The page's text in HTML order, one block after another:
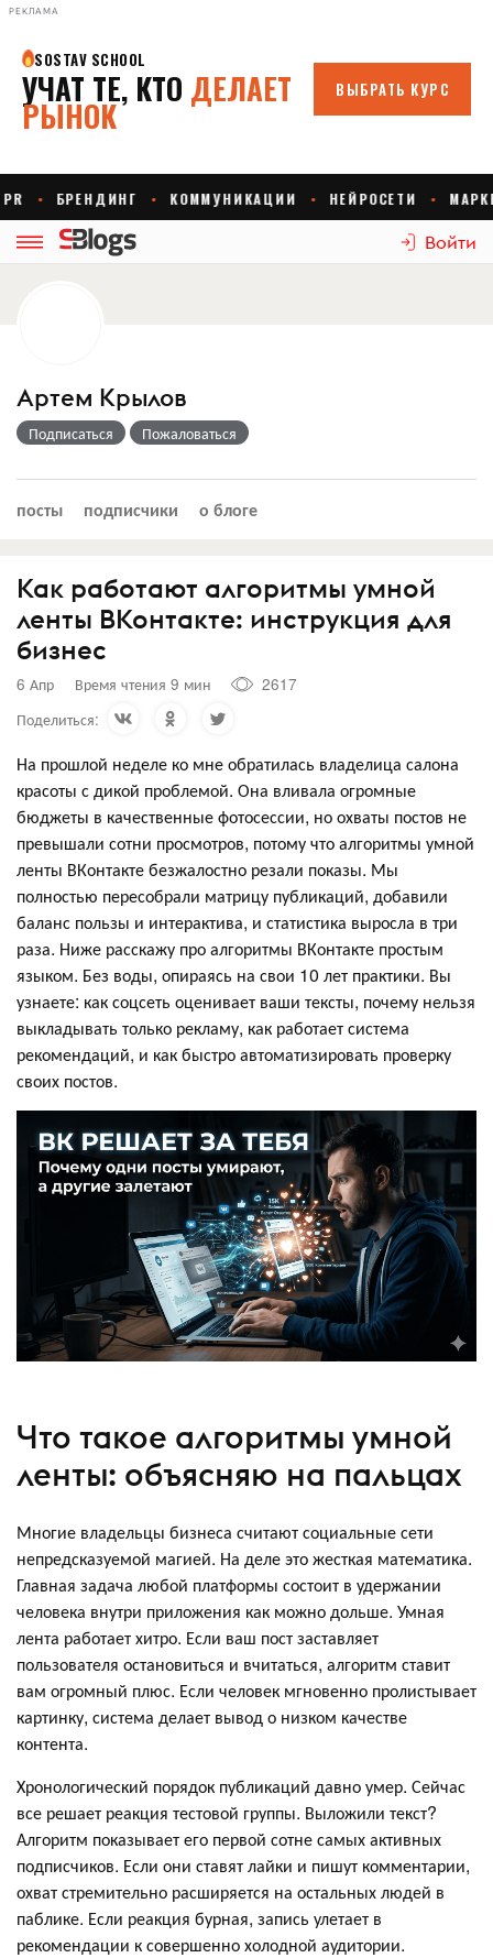
РЕКЛАМА
Войти
Артем Крылов
Подписаться Пожаловаться
посты подписчики о блоге
Как работают алгоритмы умной
ленты ВКонтакте: инструкция для
бизнес
6 Апр Время чтения 9 мин
2617
Поделиться:
На прошлой неделе ко мне обратилась владелица салона
красоты с дикой проблемой. Она вливала огромные
бюджеты в качественные фотосессии, но охваты постов не
превышали сотни просмотров, потому что алгоритмы умной
ленты ВКонтакте безжалостно резали показы. Мы
полностью пересобрали матрицу публикаций, добавили
баланс пользы и интерактива, и статистика выросла в три
раза. Ниже расскажу про алгоритмы ВКонтакте простым
языком. Без воды, опираясь на свои 10 лет практики. Вы
узнаете: как соцсеть оценивает ваши тексты, почему нельзя
выкладывать только рекламу, как работает система
рекомендаций, и как быстро автоматизировать проверку
своих постов.
Что такое алгоритмы умной
ленты: объясняю на пальцах
Многие владельцы бизнеса считают социальные сети
непредсказуемой магией. На деле это жесткая математика.
Главная задача любой платформы состоит в удержании
человека внутри приложения как можно дольше. Умная
лента работает хитро. Если ваш пост заставляет
пользователя остановиться и вчитаться, алгоритм ставит
вам огромный плюс. Если человек мгновенно пролистывает
картинку, система делает вывод о низком качестве
контента.
Хронологический порядок публикаций давно умер. Сейчас
все решает реакция тестовой группы. Выложили текст?
Алгоритм показывает его первой сотне самых активных
подписчиков. Если они ставят лайки и пишут комментарии,
охват стремительно расширяется на остальных людей в
паблике. Если реакция бурная, запись улетает в
рекомендации к совершенно холодной аудитории.